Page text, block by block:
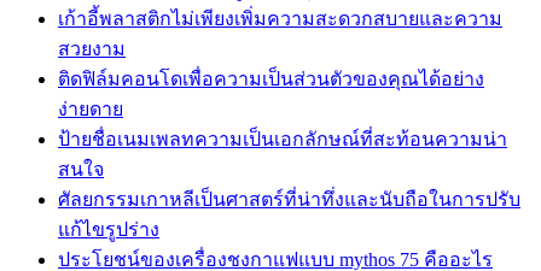
เก้าอี้พลาสติกไม่เพียงเพิ่มความสะดวกสบายและความ
สวยงาม
ติดฟิล์มคอนโดเพื่อความเป็นส่วนตัวของคุณได้อย่าง
ง่ายดาย
ป้ายชื่อเนมเพลทความเป็นเอกลักษณ์ที่สะท้อนความน่า
สนใจ
ศัลยกรรมเกาหลีเป็นศาสตร์ที่น่าทึ่งและนับถือในการปรับ
แก้ไขรูปร่าง
ประโยชน์ของเครื่องชงกาแฟแบบ mythos 75 คืออะไร